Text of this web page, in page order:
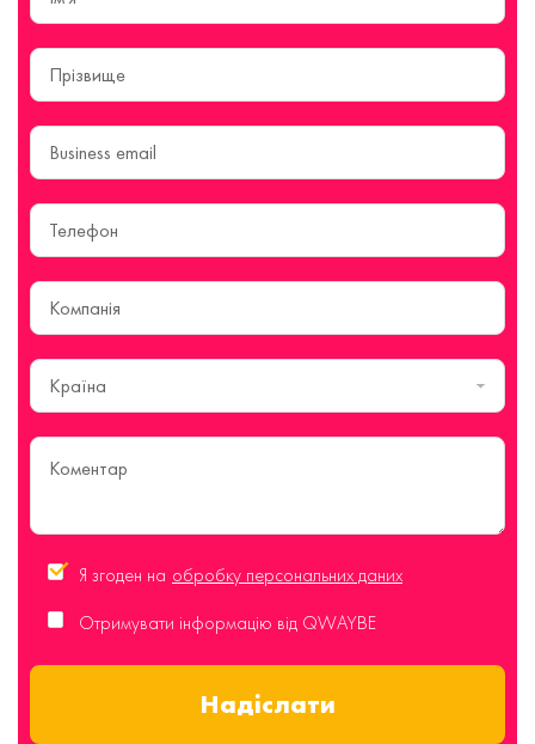
Країна
Я згоден на обробку персональних даних
Отримувати інформацію від QWAYBE
Надіслати